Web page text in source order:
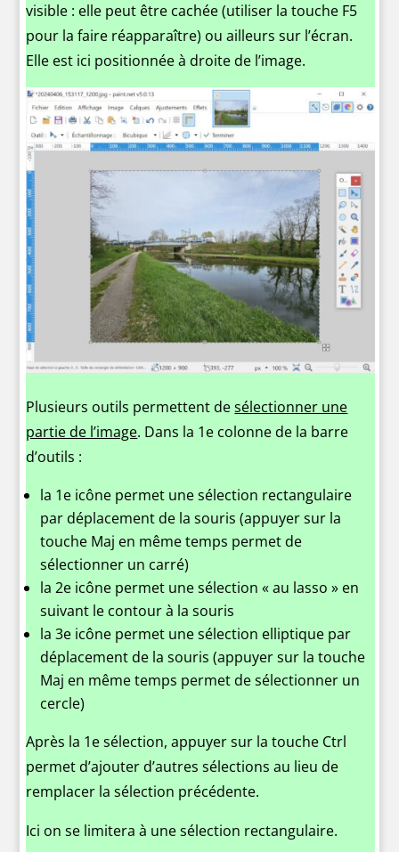
visible : elle peut être cachée (utiliser la touche F5
pour la faire réapparaître) ou ailleurs sur l’écran.
Elle est ici positionnée à droite de l’image.
Plusieurs outils permettent desélectionner une
partie de l’image. Dans la 1e colonne de la barre
d’outils :
la 1e icône permet une sélection rectangulaire
par déplacement de la souris (appuyer sur la
touche Maj en même temps permet de
sélectionner un carré)
la 2e icône permet une sélection « au lasso » en
suivant le contour à la souris
la 3e icône permet une sélection elliptique par
déplacement de la souris (appuyer sur la touche
Maj en même temps permet de sélectionner un
cercle)
Après la 1e sélection, appuyer sur la touche Ctrl
permet d’ajouter d’autres sélections au lieu de
remplacer la sélection précédente.
Ici on se limitera à une sélection rectangulaire.